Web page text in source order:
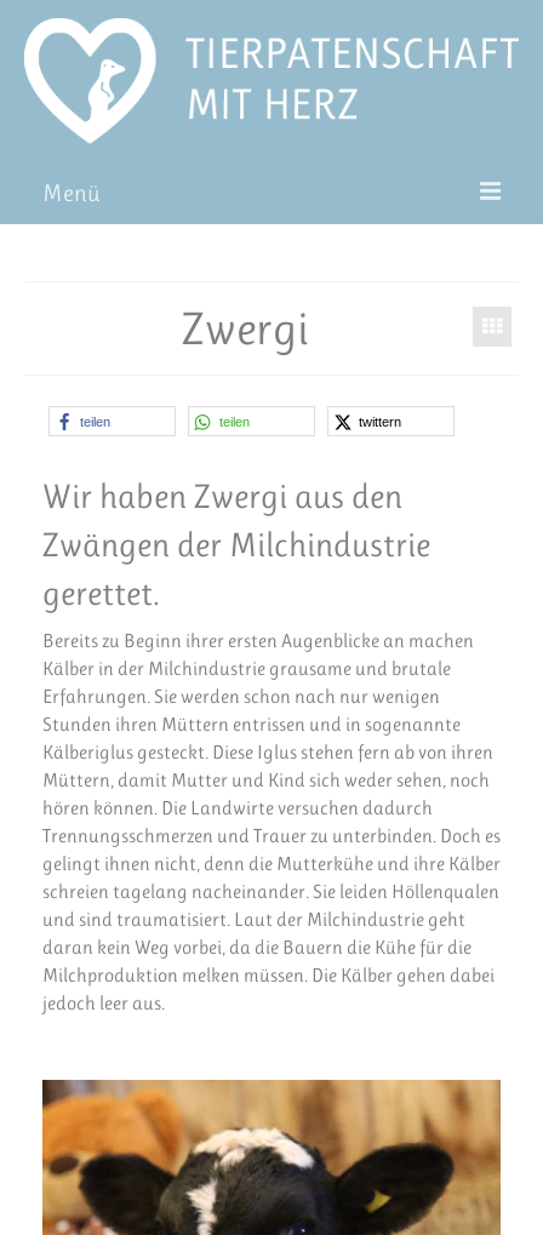
Menü
Blog
Zwergi
teilen teilen twittern
Wir haben Zwergi aus den
Zwängen der Milchindustrie
gerettet.
Bereits zu Beginn ihrer ersten Augenblicke an machen
Kälber in der Milchindustrie grausame und brutale
Erfahrungen. Sie werden schon nach nur wenigen
Stunden ihren Müttern entrissen und in sogenannte
Kälberiglus gesteckt. Diese Iglus stehen fern ab von ihren
Müttern, damit Mutter und Kind sich weder sehen, noch
hören können. Die Landwirte versuchen dadurch
Trennungsschmerzen und Trauer zu unterbinden. Doch es
gelingt ihnen nicht, denn die Mutterkühe und ihre Kälber
schreien tagelang nacheinander. Sie leiden Höllenqualen
und sind traumatisiert. Laut der Milchindustrie geht
daran kein Weg vorbei, da die Bauern die Kühe für die
Milchproduktion melken müssen. Die Kälber gehen dabei
jedoch leer aus.